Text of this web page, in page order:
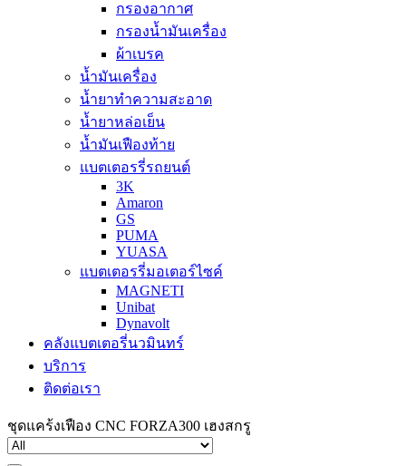
กรองอากาศ
กรองน้ำมันเครื่อง
ผ้าเบรค
น้ำมันเครื่อง
น้ำยาทำความสะอาด
น้ำยาหล่อเย็น
น้ำมันเฟืองท้าย
แบตเตอรรี่รถยนต์
3K
Amaron
GS
PUMA
YUASA
แบตเตอรรี่มอเตอร์ไซค์
MAGNETI
Unibat
Dynavolt
คลังแบตเตอรี่นวมินทร์
บริการ
ติดต่อเรา
ชุดแคร้งเฟือง CNC FORZA300 เฮงสกรู